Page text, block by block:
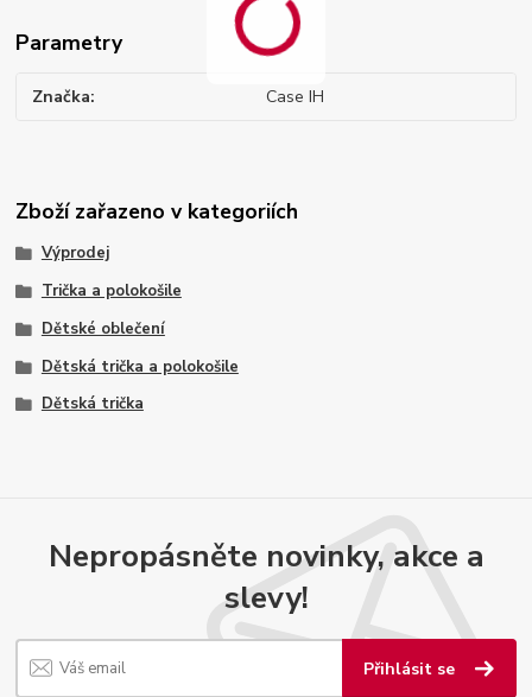
Parametry
Značka Case IH
Zboží zařazeno v kategoriích
Výprodej
Trička a polokošile
Dětské oblečení
Dětská trička a polokošile
Dětská trička
Nepropásněte novinky, akce a
slevy!
Přihlásit se